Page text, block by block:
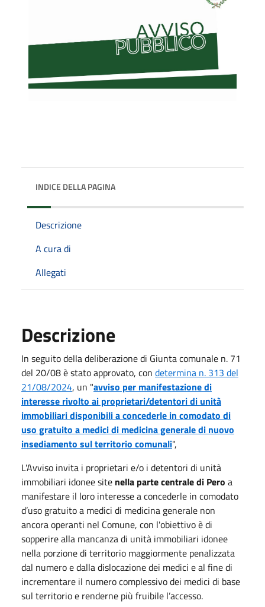
INDICE DELLA PAGINA
Descrizione
A cura di
Allegati
Descrizione
In seguito della deliberazione di Giunta comunale n. 71
del 20/08 è stato approvato, con determina n. 313 del
21/08/2024, un "avviso per manifestazione di
interesse rivolto ai proprietari/detentori di unità
immobiliari disponibili a concederle in comodato di
uso gratuito a medici di medicina generale di nuovo
insediamento sul territorio comunali",
L'Avviso invita i proprietari e/o i detentori di unità
immobiliari idonee site nella parte centrale di Pero a
manifestare il loro interesse a concederle in comodato
d’uso gratuito a medici di medicina generale non
ancora operanti nel Comune, con l'obiettivo è di
sopperire alla mancanza di unità immobiliari idonee
nella porzione di territorio maggiormente penalizzata
dal numero e dalla dislocazione dei medici e al fine di
incrementare il numero complessivo dei medici di base
sul territorio e renderne più fruibile l’accesso.